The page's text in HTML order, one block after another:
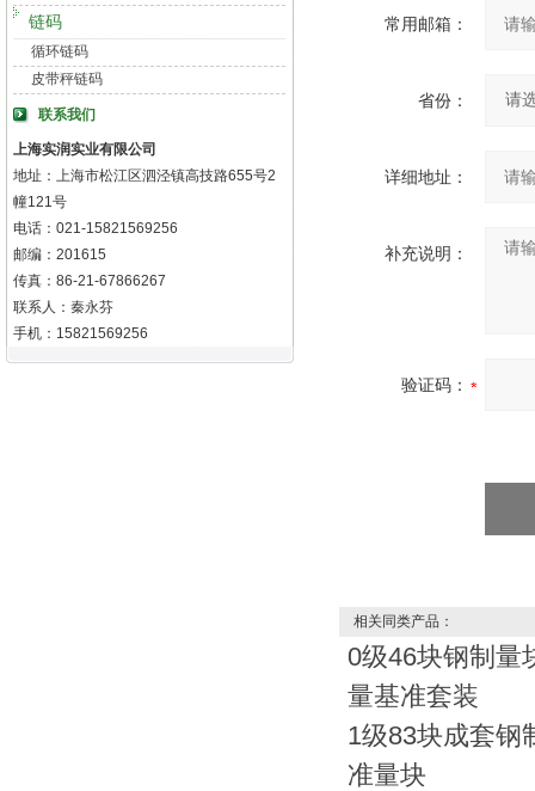
链码
循环链码
皮带秤链码
联系我们
上海实润实业有限公司
地址：上海市松江区泗泾镇高技路655号2
幢121号
电话：021-15821569256
邮编：201615
传真：86-21-67866267
联系人：秦永芬
手机：15821569256
常用邮箱：
省份：
详细地址：
补充说明：
验证码：
相关同类产品：
0级46块钢制量
量基准套装
1级83块成套钢
准量块